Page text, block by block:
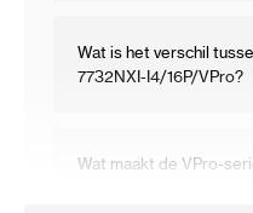
Wat is het verschil
7732NXI-I4/16P/VPro?
Wat maakt de VPro-